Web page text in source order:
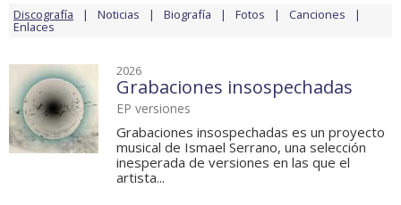
Discografía Noticias Biografía Fotos Canciones
Enlaces
2026
Grabaciones insospechadas
EP versiones
Grabaciones insospechadas es un proyecto
musical de Ismael Serrano, una selección
inesperada de versiones en las que el
artista...